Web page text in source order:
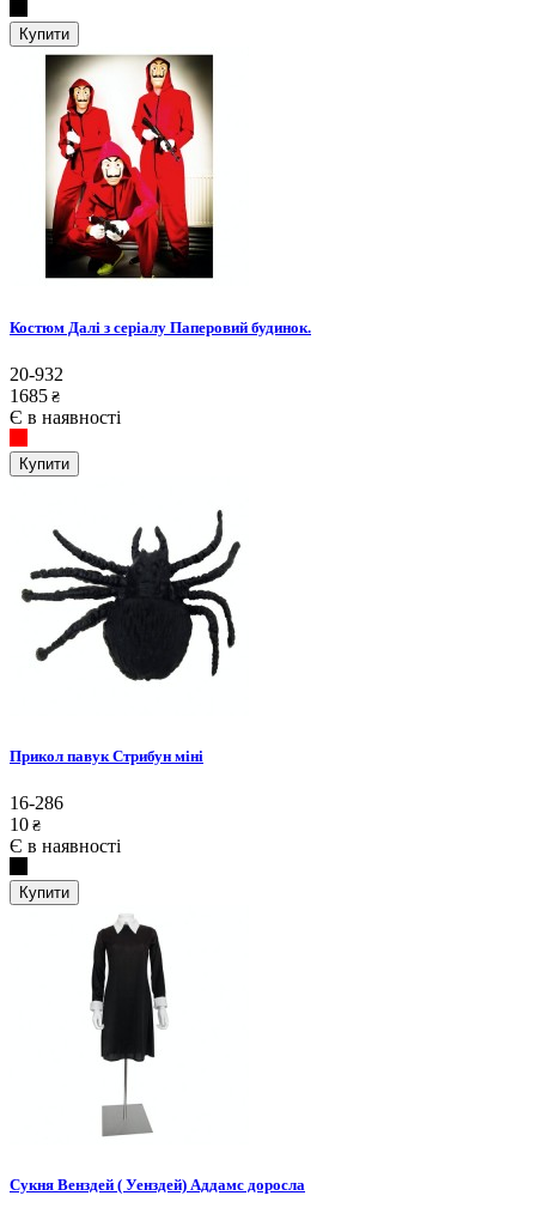
Купити
Костюм Далі з серіалу Паперовий будинок.
20-932
1685 ₴
Є в наявності
Купити
Прикол павук Стрибун міні
16-286
10 ₴
Є в наявності
Купити
Сукня Венздей ( Уенздей) Аддамс доросла